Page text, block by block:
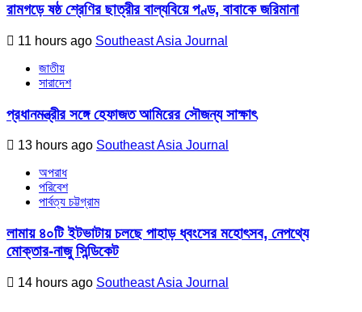
রামগড়ে ষষ্ঠ শ্রেণির ছাত্রীর বাল্যবিয়ে পণ্ড, বাবাকে জরিমানা
11 hours ago Southeast Asia Journal
জাতীয়
সারাদেশ
প্রধানমন্ত্রীর সঙ্গে হেফাজত আমিরের সৌজন্য সাক্ষাৎ
13 hours ago Southeast Asia Journal
অপরাধ
পরিবেশ
পার্বত্য চট্টগ্রাম
লামায় ৪০টি ইটভাটায় চলছে পাহাড় ধ্বংসের মহোৎসব, নেপথ্যে
মোক্তার-নাজু সিন্ডিকেট
14 hours ago Southeast Asia Journal